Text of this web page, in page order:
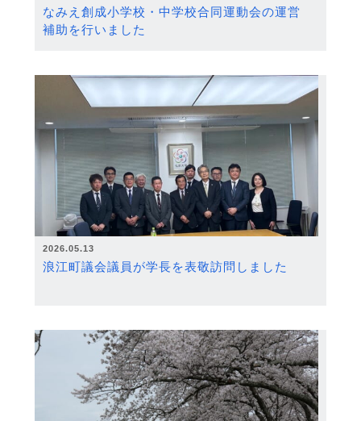
なみえ創成小学校・中学校合同運動会の運営
補助を行いました
2026.05.13
浪江町議会議員が学長を表敬訪問しました